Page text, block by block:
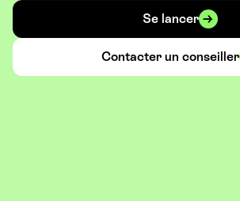
Se lancer
Contacter un conseiller